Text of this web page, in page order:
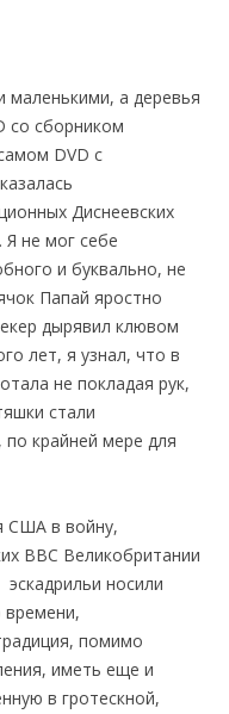
маленькими, а деревья
со сборником
DVD с
Диснеевских
не мог себе
и буквально, не
Папай яростно
дырявил клювом
лет, я узнал, что в
не покладая рук,
стали
крайней мере для
США в войну,
ВВС Великобритании
носили
времени,
помимо
иметь еще и
в гротескной,